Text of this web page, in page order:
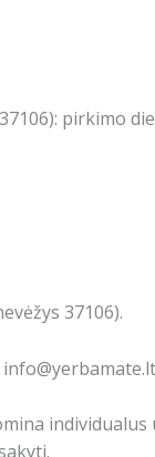
pirkimo
37106).